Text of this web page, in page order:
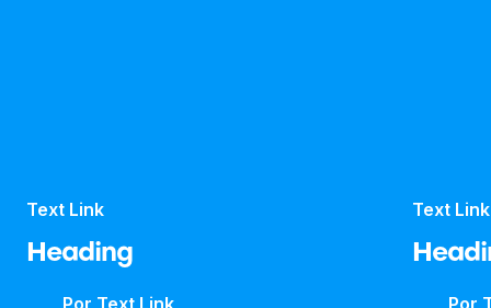
Text Link
Heading
Por Text Link
Text Link
Por